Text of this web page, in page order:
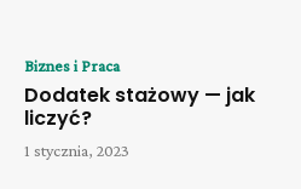
Biznes i Praca
Dodatek stażowy — jak
liczyć?
1 stycznia, 2023